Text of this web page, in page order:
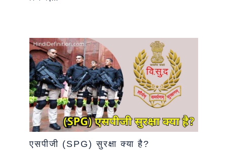
एसपीजी (SPG) सुरक्षा क्या है?